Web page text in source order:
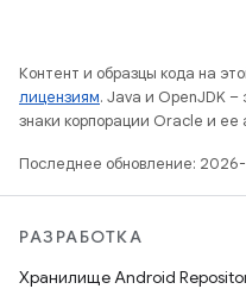
Контент и образцы кода на
лицензиям. Java и OpenJDK –
знаки корпорации Oracle и
Последнее обновление:
РАЗРАБОТКА
Хранилище Android